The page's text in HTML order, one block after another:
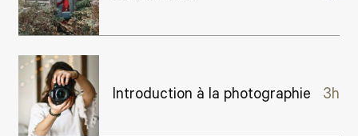
Introduction à la photographie 3h